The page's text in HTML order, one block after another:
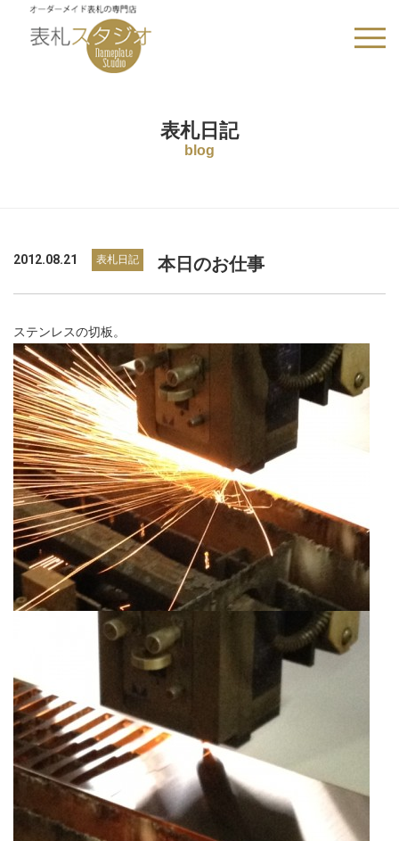
> 表札日記> 本日のお仕事
表札日記
blog
2012.08.21 表札日記 本日のお仕事
ステンレスの切板。